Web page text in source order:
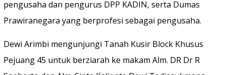
pengusaha dan pengurus DPP KADIN, serta Dumas
Prawiranegara yang berprofesi sebagai pengusaha.
Dewi Arimbi mengunjungi Tanah Kusir Block Khusus
Pejuang 45 untuk berziarah ke makam Alm. DR Dr R